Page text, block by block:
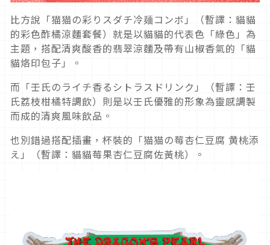
比方說「猫猫の彩りスダチ冷麺コンボ」（暫譯：貓貓
的彩色酢橘涼麵套餐）就是以貓貓的代表色「綠色」為
主題，搭配清爽酸香的翡翠涼麵及帶有山椒香氣的「貓
貓烙印包子」。
而「壬氏のライチ香るシトラスドリンク」（暫譯：壬
氏荔枝柑橘特調飲）則是以壬氏優雅的形象為靈感調製
而成的清爽風味飲品。
也別錯過搭配插畫，杯裝的「猫猫の莓杏仁豆腐 黄桃添
え」（暫譯：貓貓莓果杏仁豆腐佐黃桃）。